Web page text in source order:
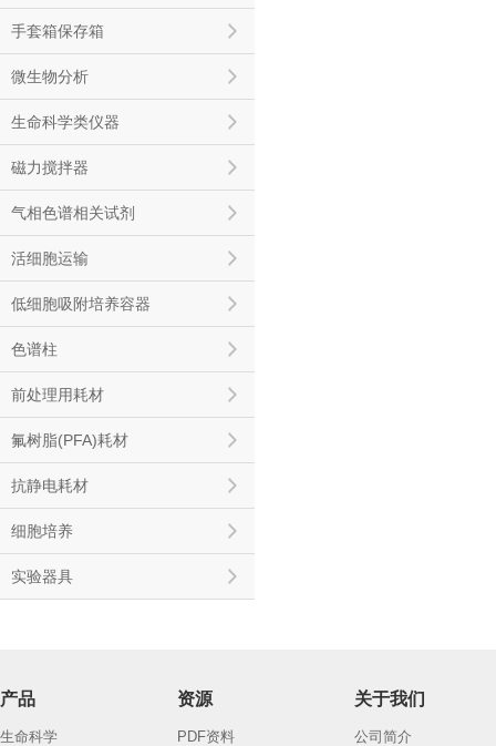
手套箱保存箱
微生物分析
生命科学类仪器
磁力搅拌器
气相色谱相关试剂
活细胞运输
低细胞吸附培养容器
色谱柱
前处理用耗材
氟树脂(PFA)耗材
抗静电耗材
细胞培养
实验器具
产品
生命科学
资源
PDF资料
关于我们
公司简介